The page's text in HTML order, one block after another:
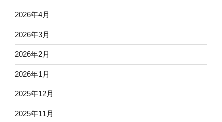
2026年4月
2026年3月
2026年2月
2026年1月
2025年12月
2025年11月